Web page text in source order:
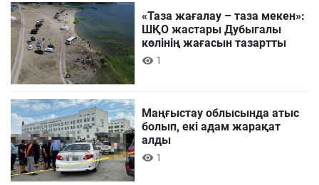
«Таза жағалау – таза мекен»:
ШҚО жастары Дубыгалы
көлінің жағасын тазартты
1
Маңғыстау облысында атыс
болып, екі адам жарақат
алды
1